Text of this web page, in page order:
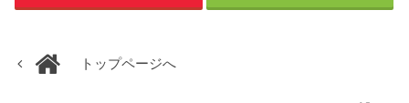
トップページへ